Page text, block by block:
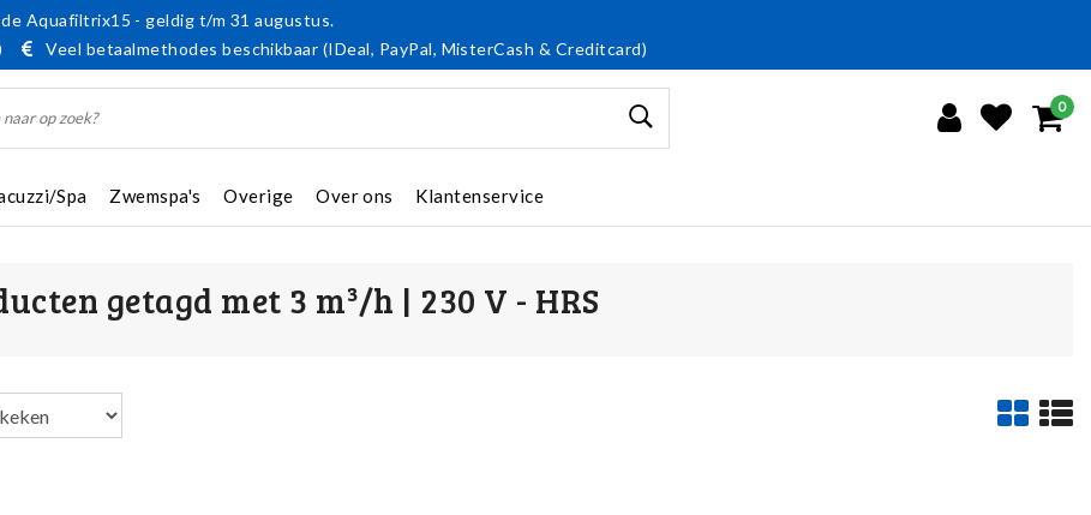
Aquafiltrix15 - geldig t/m 31 augustus.
Veel betaalmethodes beschikbaar (IDeal, PayPal, MisterCash & Creditcard)
0
Spa Zwemspa's Overige Over ons Klantenservice
getagd met 3 m³/h | 230 V - HRS